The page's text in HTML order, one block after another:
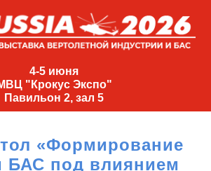
4-5 июня
"Крокус Экспо"
Павильон 2, зал 5
«Формирование
БАС под влиянием